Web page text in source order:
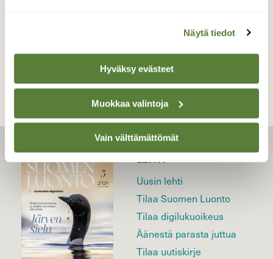
Näytä tiedot
Hyväksy evästeet
Muokkaa valintoja
Vain välttämättömät
LEHTI
Uusin lehti
Tilaa Suomen Luonto
Tilaa digilukuoikeus
Äänestä parasta juttua
Tilaa uutiskirje